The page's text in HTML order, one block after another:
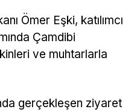
Ömer Eşki, katılımcı
Çamdibi
ve muhtarlarla
gerçekleşen ziyaret